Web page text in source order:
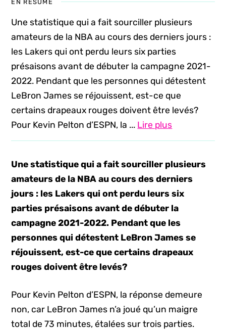
EN RÉSUMÉ
Une statistique qui a fait sourciller plusieurs
amateurs de la NBA au cours des derniers jours :
les Lakers qui ont perdu leurs six parties
présaisons avant de débuter la campagne 2021-
2022. Pendant que les personnes qui détestent
LeBron James se réjouissent, est-ce que
certains drapeaux rouges doivent être levés?
Pour Kevin Pelton d’ESPN, la ... Lire plus
Une statistique qui a fait sourciller plusieurs
amateurs de la NBA au cours des derniers
jours : les Lakers qui ont perdu leurs six
parties présaisons avant de débuter la
campagne 2021-2022. Pendant que les
personnes qui détestent LeBron James se
réjouissent, est-ce que certains drapeaux
rouges doivent être levés?
Pour Kevin Pelton d’ESPN, la réponse demeure
non, car LeBron James n’a joué qu’un maigre
total de 73 minutes, étalées sur trois parties.